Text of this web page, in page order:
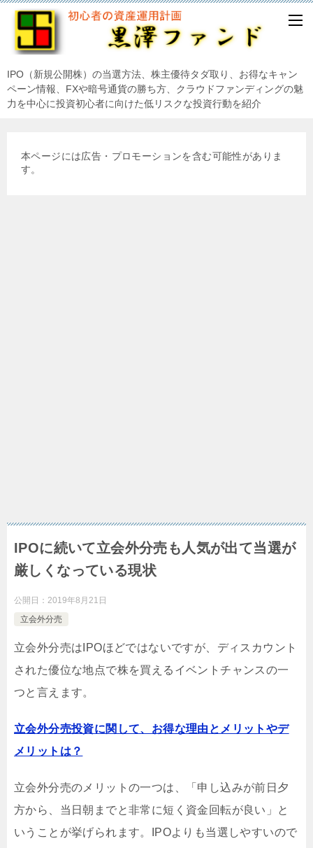
IPO（新規公開株）の当選方法、株主優待タダ取り、お得なキャン
ペーン情報、FXや暗号通貨の勝ち方、クラウドファンディングの魅
力を中心に投資初心者に向けた低リスクな投資行動を紹介
本ページには広告・プロモーションを含む可能性がありま
す。
IPOに続いて立会外分売も人気が出て当選が
厳しくなっている現状
公開日： 2019年8月21日
立会外分売
立会外分売はIPOほどではないですが、ディスカウント
された優位な地点で株を買えるイベントチャンスの一
つと言えます。
立会外分売投資に関して、お得な理由とメリットやデ
メリットは？
立会外分売のメリットの一つは、「申し込みが前日夕
方から、当日朝までと非常に短く資金回転が良い」と
いうことが挙げられます。IPOよりも当選しやすいので